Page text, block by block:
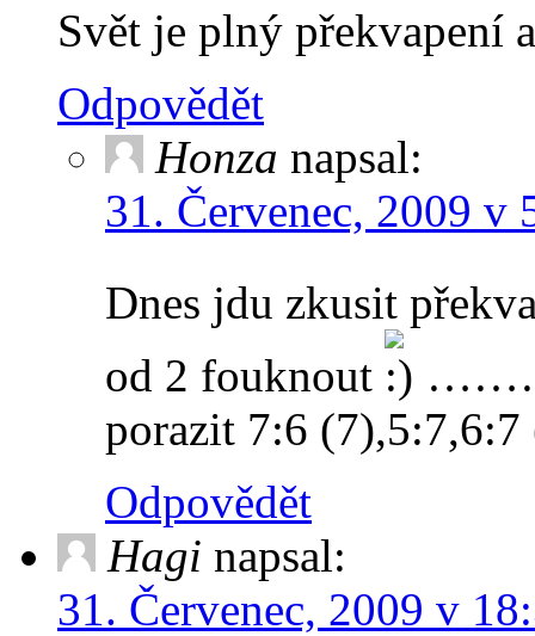
Svět je plný překvapení
Odpovědět
Honza napsal:
31. Červenec, 2009 v
Dnes jdu zkusit
od 2 fouknout
porazit 7:6 (7),5:7,6:7
Odpovědět
Hagi napsal:
31. Červenec, 2009 v